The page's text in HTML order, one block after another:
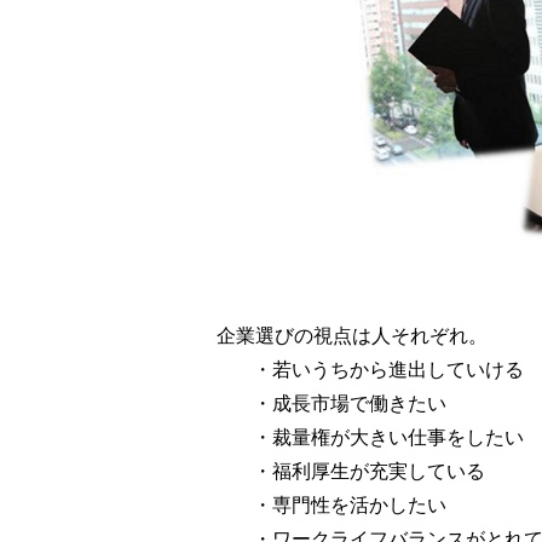
企業選びの視点は人それぞれ。
・若いうちから進出していける
・成長市場で働きたい
・裁量権が大きい仕事をしたい
・福利厚生が充実している
・専門性を活かしたい